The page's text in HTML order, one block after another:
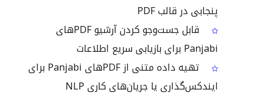
پنجابی در قالب PDF
قابل جست‌وجو کردن آرشیو PDFهای
Panjabi برای بازیابی سریع اطلاعات
تهیه داده متنی از PDFهای Panjabi برای
ایندکس‌گذاری یا جریان‌های کاری NLP